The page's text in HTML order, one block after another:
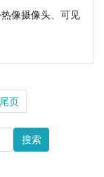
像摄像头、可见
尾页
搜索